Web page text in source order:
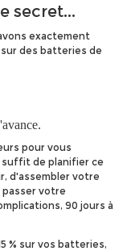
secret...
exactement
des batteries de
pour vous
suffit de planifier ce
d'assembler votre
votre
90 jours à
% sur vos batteries,